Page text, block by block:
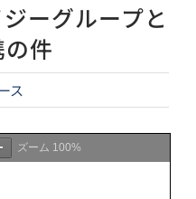
ーグループと
件
ス
ズーム 100%